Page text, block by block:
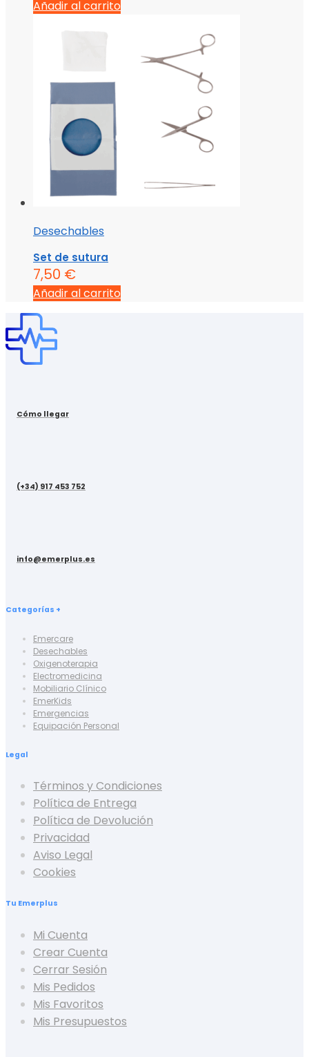
Añadir al carrito
Desechables
Set de sutura
7,50 €
Añadir al carrito
Cómo llegar
(+34) 917 453 752
info@emerplus.es
Categorías +
Emercare
Desechables
Oxigenoterapia
Electromedicina
Mobiliario Clínico
EmerKids
Emergencias
Equipación Personal
Legal
Términos y Condiciones
Política de Entrega
Política de Devolución
Privacidad
Aviso Legal
Cookies
Tu Emerplus
Mi Cuenta
Crear Cuenta
Cerrar Sesión
Mis Pedidos
Mis Favoritos
Mis Presupuestos